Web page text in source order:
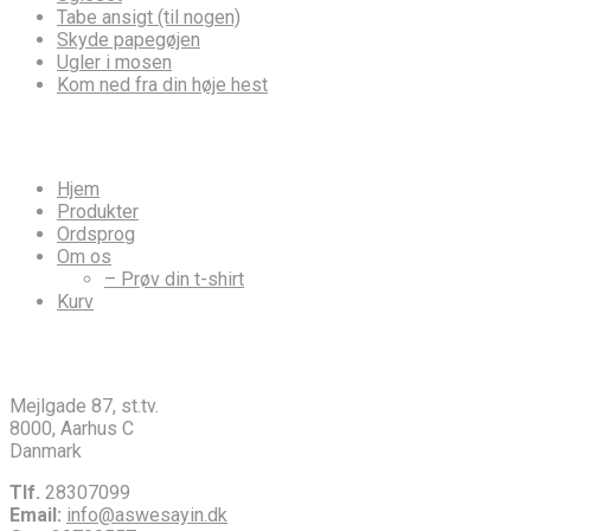
Tabe ansigt (til nogen)
Skyde papegøjen
Ugler i mosen
Kom ned fra din høje hest
Hjem
Produkter
Ordsprog
Om os
– Prøv din t-shirt
Kurv
Mejlgade 87, st.tv.
8000, Aarhus C
Danmark
Tlf. 28307099
Email: info@aswesayin.dk